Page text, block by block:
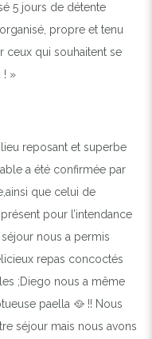
5 jours de détente
propre et tenu
ceux qui souhaitent se
! »
reposant et superbe
a été confirmée par
que celui de
pour l’intendance
nous a permis
repas concoctés
;Diego nous a même
paella 🥘 !! Nous
séjour mais nous avons